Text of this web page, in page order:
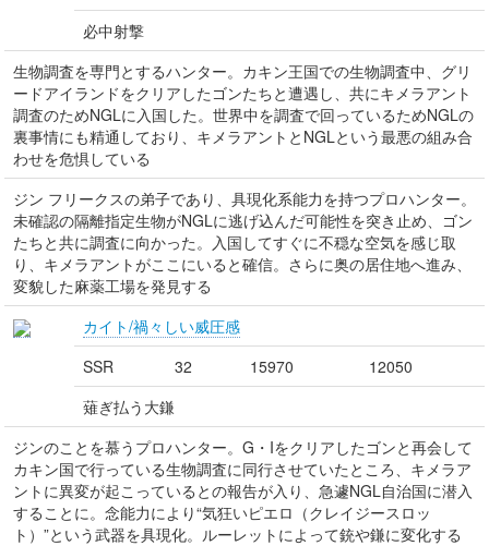
必中射撃
生物調査を専門とするハンター。カキン王国での生物調査中、グリ
ードアイランドをクリアしたゴンたちと遭遇し、共にキメラアント
調査のためNGLに入国した。世界中を調査で回っているためNGLの
裏事情にも精通しており、キメラアントとNGLという最悪の組み合
わせを危惧している
ジン フリークスの弟子であり、具現化系能力を持つプロハンター。
未確認の隔離指定生物がNGLに逃げ込んだ可能性を突き止め、ゴン
たちと共に調査に向かった。入国してすぐに不穏な空気を感じ取
り、キメラアントがここにいると確信。さらに奥の居住地へ進み、
変貌した麻薬工場を発見する
カイト/禍々しい威圧感
SSR
32 15970
12050
薙ぎ払う大鎌
ジンのことを慕うプロハンター。G・Iをクリアしたゴンと再会して
カキン国で行っている生物調査に同行させていたところ、キメラア
ントに異変が起こっているとの報告が入り、急遽NGL自治国に潜入
することに。念能力により“気狂いピエロ（クレイジースロッ
ト）”という武器を具現化。ルーレットによって銃や鎌に変化する